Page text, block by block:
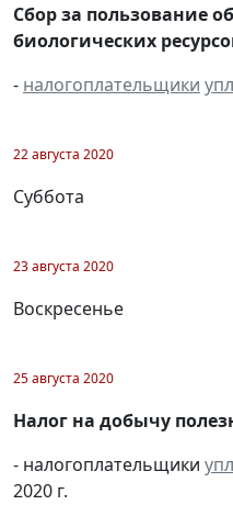
Сбор за пользование
биологических
- налогоплательщики
22 августа 2020
Суббота
23 августа 2020
Воскресенье
25 августа 2020
Налог на добычу
- налогоплательщики
2020 г.